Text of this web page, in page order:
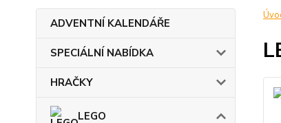
ADVENTNÍ KALENDÁŘE
SPECIÁLNÍ NABÍDKA
HRAČKY
LEGO